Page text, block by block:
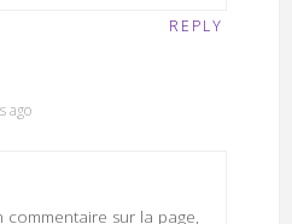
REPLY
ago
commentaire sur la page,